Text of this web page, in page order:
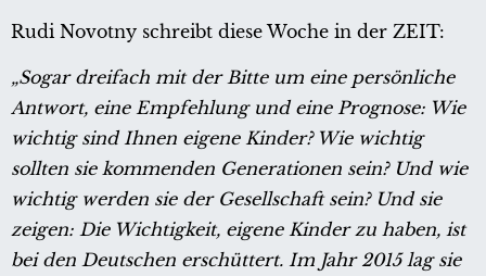
Rudi Novotny schreibt diese Woche in der ZEIT:
„Sogar dreifach mit der Bitte um eine persönliche
Antwort, eine Empfehlung und eine Prognose: Wie
wichtig sind Ihnen eigene Kinder? Wie wichtig
sollten sie kommenden Generationen sein? Und wie
wichtig werden sie der Gesellschaft sein? Und sie
zeigen: Die Wichtigkeit, eigene Kinder zu haben, ist
bei den Deutschen erschüttert. Im Jahr 2015 lag sie